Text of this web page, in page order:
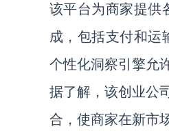
该平台为商家提供
成，包括支付和运
个性化洞察引擎允
据了解，该创业公
合，使商家在新市